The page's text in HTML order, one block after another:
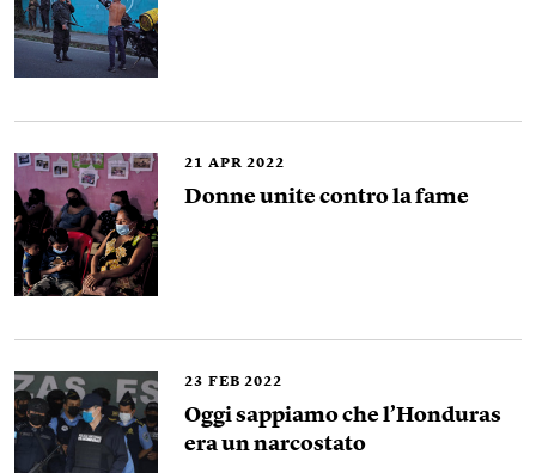
21 APR 2022
Donne unite contro la fame
23 FEB 2022
Oggi sappiamo che l’Honduras
era un narcostato